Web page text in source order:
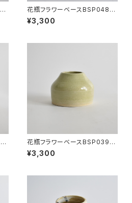
花瓶フラワーベースBSP048
(白/マット/茶/薄緑)
¥3,300
花瓶フラワーベースBSP039
(黄緑/光沢)
¥3,300